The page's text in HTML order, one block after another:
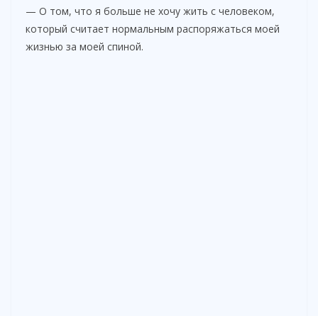
— О том, что я больше не хочу жить с человеком,
который считает нормальным распоряжаться моей
жизнью за моей спиной.